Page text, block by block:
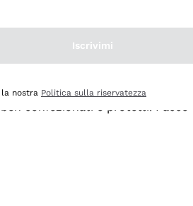
confezionati e protetti.
Iscrivimi
nostra Politica sulla riservatezza